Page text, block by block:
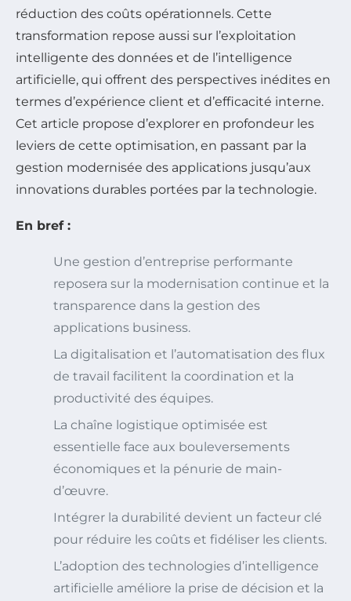
réduction des coûts opérationnels. Cette
transformation repose aussi sur l’exploitation
intelligente des données et de l’intelligence
artificielle, qui offrent des perspectives inédites en
termes d’expérience client et d’efficacité interne.
Cet article propose d’explorer en profondeur les
leviers de cette optimisation, en passant par la
gestion modernisée des applications jusqu’aux
innovations durables portées par la technologie.
En bref :
Une gestion d’entreprise performante
reposera sur la modernisation continue et la
transparence dans la gestion des
applications business.
La digitalisation et l’automatisation des flux
de travail facilitent la coordination et la
productivité des équipes.
La chaîne logistique optimisée est
essentielle face aux bouleversements
économiques et la pénurie de main-
d’œuvre.
Intégrer la durabilité devient un facteur clé
pour réduire les coûts et fidéliser les clients.
L’adoption des technologies d’intelligence
artificielle améliore la prise de décision et la